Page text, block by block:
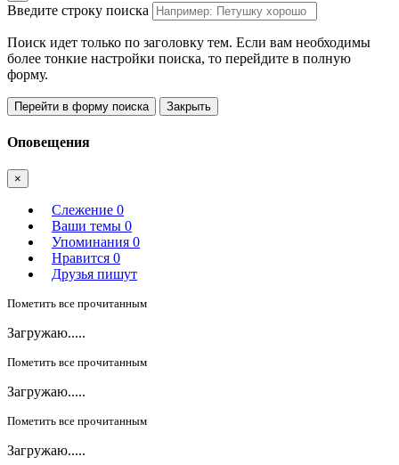
Введите строку поиска
Поиск идет только по заголовку тем. Если вам необходимы
более тонкие настройки поиска, то перейдите в полную
форму.
Перейти в форму поиска Закрыть
Оповещения
×
Слежение 0
Ваши темы 0
Упоминания 0
Нравится 0
Друзья пишут
Пометить все прочитанным
Загружаю.....
Пометить все прочитанным
Загружаю.....
Пометить все прочитанным
Загружаю.....